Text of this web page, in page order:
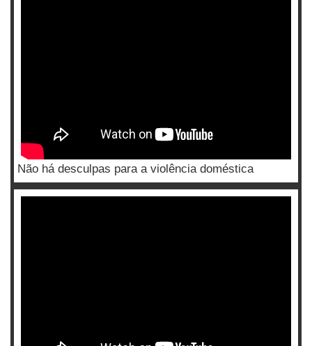
Não há desculpas para a violência doméstica